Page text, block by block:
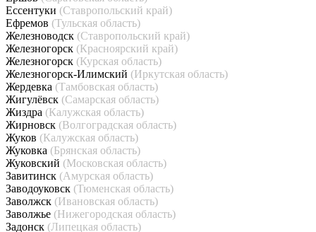
Ессентуки (Ставропольский край)
Ефремов (Тульская область)
Железноводск (Ставропольский край)
Железногорск (Красноярский край)
Железногорск (Курская область)
Железногорск-Илимский (Иркутская область)
Жердевка (Тамбовская область)
Жигулёвск (Самарская область)
Жиздра (Калужская область)
Жирновск (Волгоградская область)
Жуков (Калужская область)
Жуковка (Брянская область)
Жуковский (Московская область)
Завитинск (Амурская область)
Заводоуковск (Тюменская область)
Заволжск (Ивановская область)
Заволжье (Нижегородская область)
Задонск (Липецкая область)